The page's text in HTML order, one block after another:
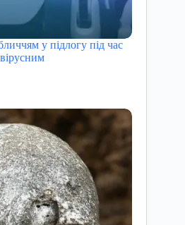
у підлогу під час
вірусним